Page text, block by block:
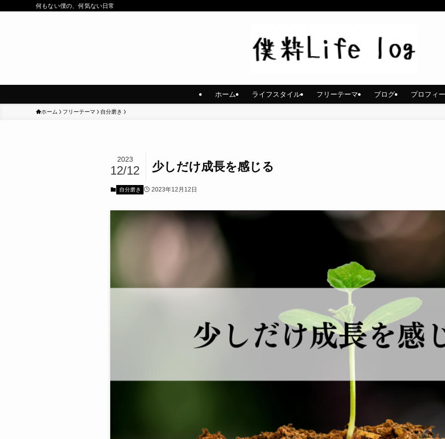
何もない僕の、何気ない日常
ホーム ライフスタイル フリーテーマ ブログ プロフィ
ホーム フリーテーマ 自分磨き
少しだけ成長を感じる
2023
12/12
自分磨き 2023年12月12日